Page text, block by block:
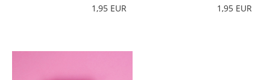
1,95 EUR
1,95 EUR